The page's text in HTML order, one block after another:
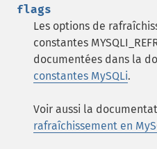
flags
Les options de
constantes
documentées dans la
constantes MySQLi.
Voir aussi la
rafraîchissement en